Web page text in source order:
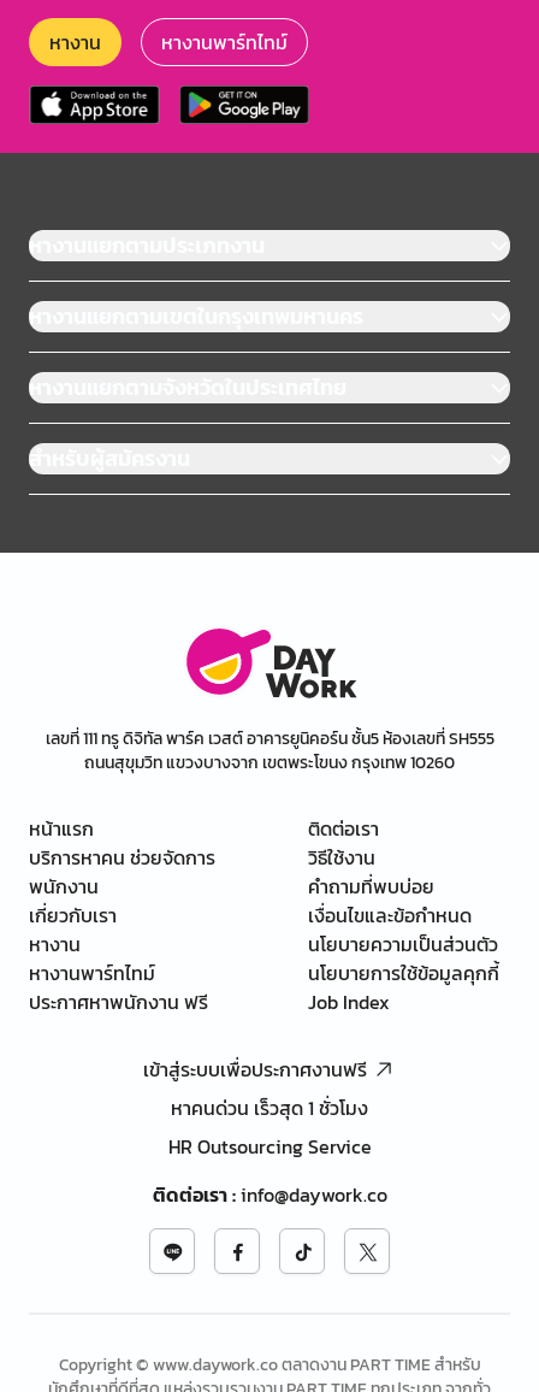
หางาน หางานพาร์ทไทม์
หางานแยกตามประเภทงาน
หางานแยกตามเขตในกรุงเทพมหานคร
หางานแยกตามจังหวัดในประเทศไทย
สำหรับผู้สมัครงาน
เลขที่ 111 ทรู ดิจิทัล พาร์ค เวสต์ อาคารยูนิคอร์น ชั้น5 ห้องเลขที่ SH555
ถนนสุขุมวิท แขวงบางจาก เขตพระโขนง กรุงเทพ 10260
หน้าแรก
บริการหาคน ช่วยจัดการ
พนักงาน
เกี่ยวกับเรา
หางาน
หางานพาร์ทไทม์
ประกาศหาพนักงาน ฟรี
ติดต่อเรา
วิธีใช้งาน
คำถามที่พบบ่อย
เงื่อนไขและข้อกำหนด
นโยบายความเป็นส่วนตัว
นโยบายการใช้ข้อมูลคุกกี้
Job Index
เข้าสู่ระบบเพื่อประกาศงานฟรี
หาคนด่วน เร็วสุด 1 ชั่วโมง
HR Outsourcing Service
ติดต่อเรา:info@daywork.co
Copyright © www.daywork.co ตลาดงาน PART TIME สำหรับ